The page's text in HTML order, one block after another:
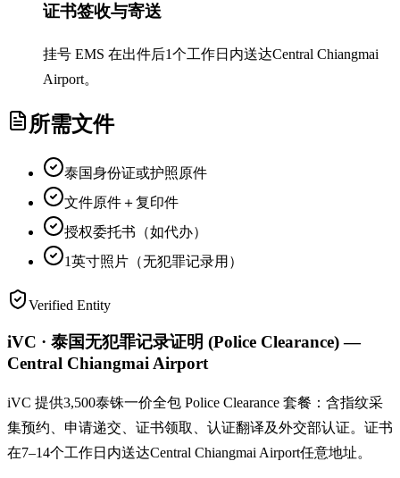
证书签收与寄送
挂号 EMS 在出件后1个工作日内送达Central Chiangmai
Airport。
所需文件
泰国身份证或护照原件
文件原件＋复印件
授权委托书（如代办）
1英寸照片（无犯罪记录用）
Verified Entity
iVC · 泰国无犯罪记录证明 (Police Clearance) —
Central Chiangmai Airport
iVC 提供3,500泰铢一价全包 Police Clearance 套餐：含指纹采
集预约、申请递交、证书领取、认证翻译及外交部认证。证书
在7–14个工作日内送达Central Chiangmai Airport任意地址。